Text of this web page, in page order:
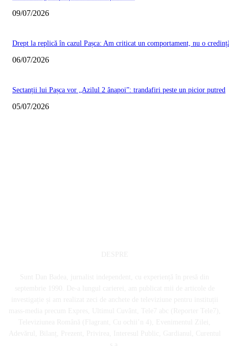
09/07/2026
Drept la replică în cazul Pașca: Am criticat un comportament, nu o
06/07/2026
Sectanții lui Pașca vor „Azilul 2 ânapoi”: trandafiri peste un picior putred
05/07/2026